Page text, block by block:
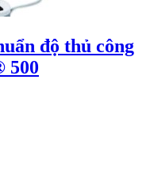
độ thủ công
500